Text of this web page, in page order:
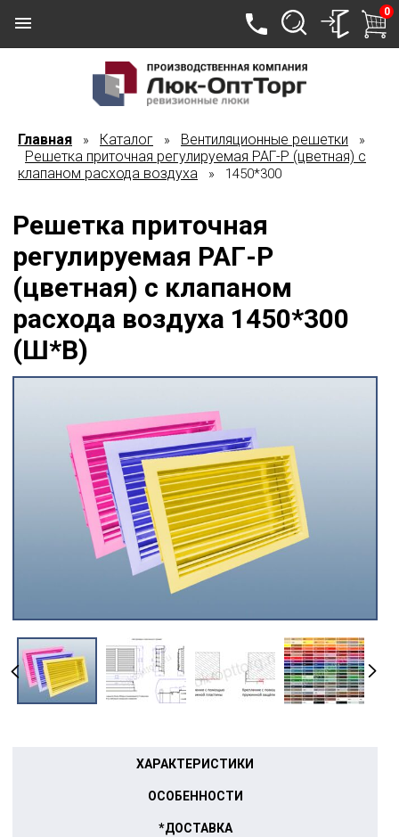
0
Главная » Каталог » Вентиляционные решетки »
Решетка приточная регулируемая РАГ-Р (цветная) с
клапаном расхода воздуха » 1450*300
Решетка приточная
регулируемая РАГ-Р
(цветная) с клапаном
расхода воздуха 1450*300
(Ш*В)
ХАРАКТЕРИСТИКИ
ОСОБЕННОСТИ
*ДОСТАВКА